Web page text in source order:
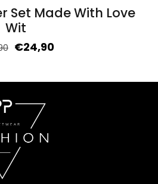
Set Made With Love
Wit
€24,90